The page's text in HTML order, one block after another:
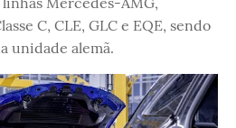
C, CLE, GLC e EQE, sendo
unidade alemã.